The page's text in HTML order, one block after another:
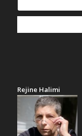
Rejine Halimi